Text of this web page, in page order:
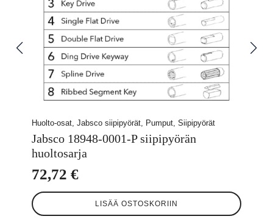
Huolto-osat, Jabsco siipipyörät, Pumput, Siipipyörät
Jabsco 18948-0001-P siipipyörän
huoltosarja
72,72 €
LISÄÄ OSTOSKORIIN